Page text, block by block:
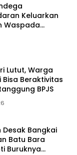
Keluarkan
Waspada
Lutut, Warga
Beraktivitas
BPJS
Bangkai
Batu Bara
Buruknya